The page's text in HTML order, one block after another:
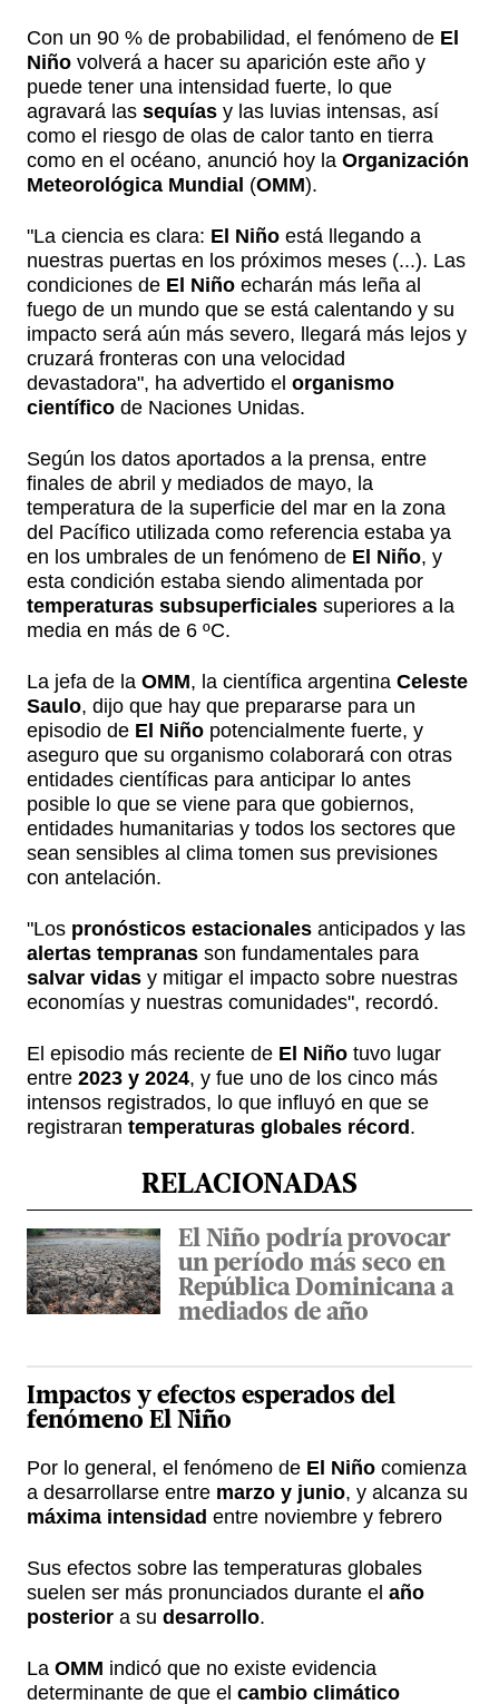
Con un 90 % de probabilidad, el fenómeno de El
Niño volverá a hacer su aparición este año y
puede tener una intensidad fuerte, lo que
agravará las sequías y las luvias intensas, así
como el riesgo de olas de calor tanto en tierra
como en el océano, anunció hoy la Organización
Meteorológica Mundial (OMM).
"La ciencia es clara: El Niño está llegando a
nuestras puertas en los próximos meses (...). Las
condiciones de El Niño echarán más leña al
fuego de un mundo que se está calentando y su
impacto será aún más severo, llegará más lejos y
cruzará fronteras con una velocidad
devastadora", ha advertido el organismo
científico de Naciones Unidas.
Según los datos aportados a la prensa, entre
finales de abril y mediados de mayo, la
temperatura de la superficie del mar en la zona
del Pacífico utilizada como referencia estaba ya
en los umbrales de un fenómeno de El Niño, y
esta condición estaba siendo alimentada por
temperaturas subsuperficiales superiores a la
media en más de 6 ºC.
La jefa de la OMM, la científica argentina Celeste
Saulo, dijo que hay que prepararse para un
episodio de El Niño potencialmente fuerte, y
aseguro que su organismo colaborará con otras
entidades científicas para anticipar lo antes
posible lo que se viene para que gobiernos,
entidades humanitarias y todos los sectores que
sean sensibles al clima tomen sus previsiones
con antelación.
"Los pronósticos estacionales anticipados y las
alertas tempranas son fundamentales para
salvar vidas y mitigar el impacto sobre nuestras
economías y nuestras comunidades", recordó.
El episodio más reciente de El Niño tuvo lugar
entre 2023 y 2024, y fue uno de los cinco más
intensos registrados, lo que influyó en que se
registraran temperaturas globales récord .
RELACIONADAS
El Niño podría provocar
un período más seco en
República Dominicana a
mediados de año
Impactos y efectos esperados del
fenómeno El Niño
Por lo general, el fenómeno de El Niño comienza
a desarrollarse entre marzo y junio, y alcanza su
máxima intensidad entre noviembre y febrero
Sus efectos sobre las temperaturas globales
suelen ser más pronunciados durante el año
posterior a su desarrollo.
La OMM indicó que no existe evidencia
determinante de que el cambio climático